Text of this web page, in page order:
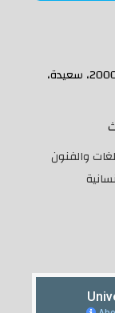
ص ب 138 حي النصر 20000، سعيدة،
والفنون